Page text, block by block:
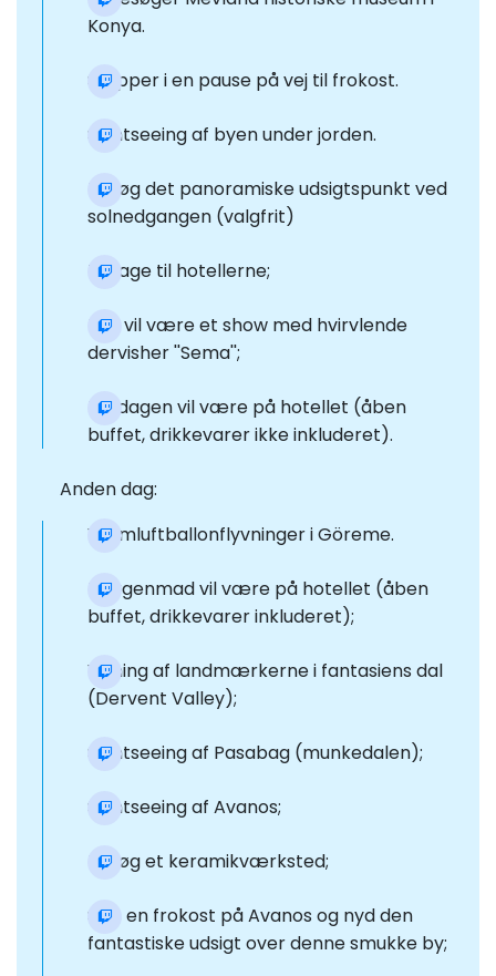
Konya.
Stopper i en pause på vej til frokost.
Sightseeing af byen under jorden.
Besøg det panoramiske udsigtspunkt ved
solnedgangen (valgfrit)
Tilbage til hotellerne;
Der vil være et show med hvirvlende
dervisher ''Sema'';
Middagen vil være på hotellet (åben
buffet, drikkevarer ikke inkluderet).
Anden dag:
Varmluftballonflyvninger i Göreme.
Morgenmad vil være på hotellet (åben
buffet, drikkevarer inkluderet);
Visning af landmærkerne i fantasiens dal
(Dervent Valley);
Sightseeing af Pasabag (munkedalen);
Sightseeing af Avanos;
Besøg et keramikværksted;
Spis en frokost på Avanos og nyd den
fantastiske udsigt over denne smukke by;